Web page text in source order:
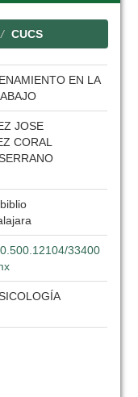
CUCS
EN LA
JOSE
CORAL
33400